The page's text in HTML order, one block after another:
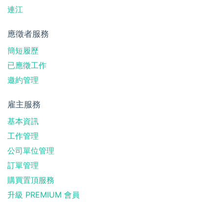
連江
應徵者服務
簡短履歷
已應徵工作
邀約管理
雇主服務
基本資訊
工作管理
公司單位管理
訂單管理
購買置頂服務
升級 PREMIUM 會員